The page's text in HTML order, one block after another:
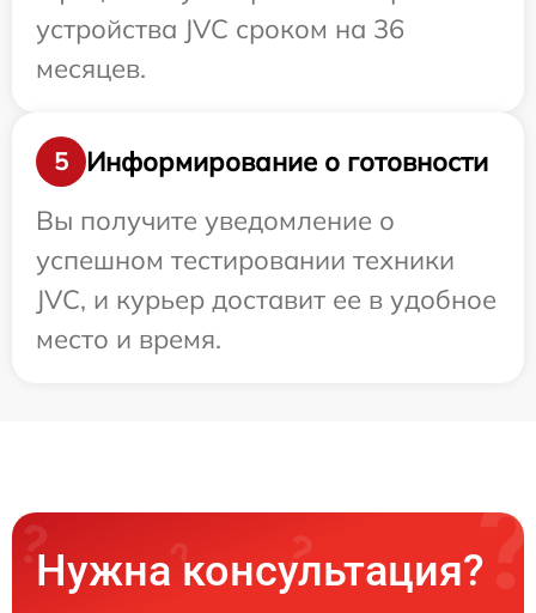
устройства JVC сроком на 36
месяцев.
5
Информирование о готовности
Вы получите уведомление о
успешном тестировании техники
JVC, и курьер доставит ее в удобное
место и время.
Нужна консультация?